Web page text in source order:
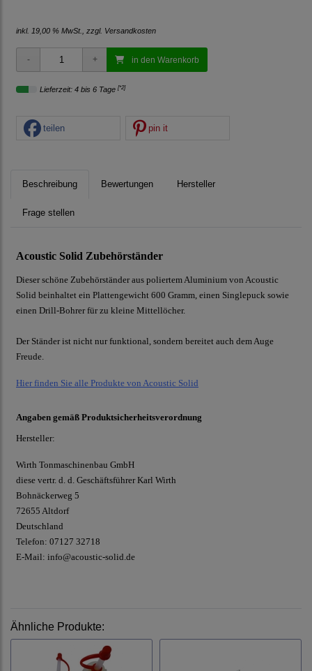
inkl. 19,00 % MwSt., zzgl. Versandkosten
in den Warenkorb
Lieferzeit: 4 bis 6 Tage [*2]
teilen pin it
Beschreibung Bewertungen Hersteller
Frage stellen
Acoustic Solid Zubehörständer
Dieser schöne Zubehörständer aus poliertem Aluminium von Acoustic
Solid beinhaltet ein Plattengewicht 600 Gramm, einen Singlepuck sowie
einen Drill-Bohrer für zu kleine Mittellöcher.
Der Ständer ist nicht nur funktional, sondern bereitet auch dem Auge
Freude.
Hier finden Sie alle Produkte von Acoustic Solid
Angaben gemäß Produktsicherheitsverordnung
Hersteller:
Wirth Tonmaschinenbau GmbH
diese vertr. d. d. Geschäftsführer Karl Wirth
Bohnäckerweg 5
72655 Altdorf
Deutschland
Telefon: 07127 32718
E-Mail: info@acoustic-solid.de
Ähnliche Produkte: